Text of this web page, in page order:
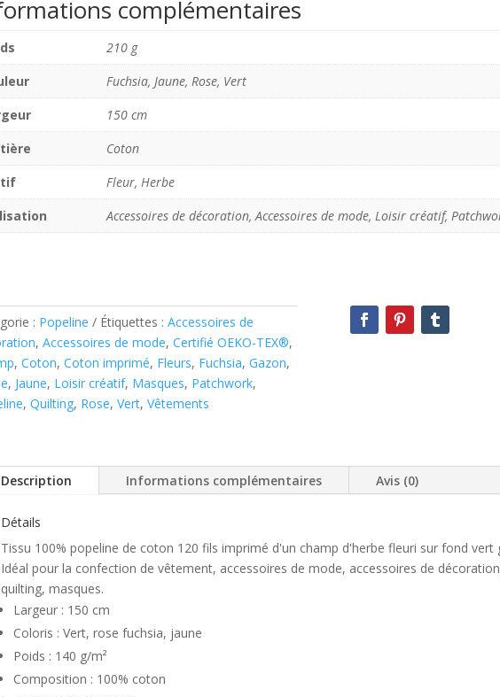
complémentaires
210 g
Fuchsia, Jaune, Rose, Vert
150 cm
Coton
Fleur, Herbe
Accessoires de décoration, Accessoires de mode, Loisir créatif,
: Popeline Étiquettes : Accessoires de
, Accessoires de mode, Certifié OEKO-TEX®,
, Coton, Coton imprimé, Fleurs, Fuchsia, Gazon,
, Jaune, Loisir créatif, Masques, Patchwork,
, Quilting, Rose, Vert, Vêtements
Description Informations complémentaires Avis (0)
Détails
Tissu 100% popeline de coton 120 fils imprimé d'un champ d'herbe fleuri sur fond vert
Idéal pour la confection de vêtement, accessoires de mode, accessoires de
quilting, masques.
Largeur : 150 cm
Coloris : Vert, rose fuchsia, jaune
Poids : 140 g/m²
Composition : 100% coton